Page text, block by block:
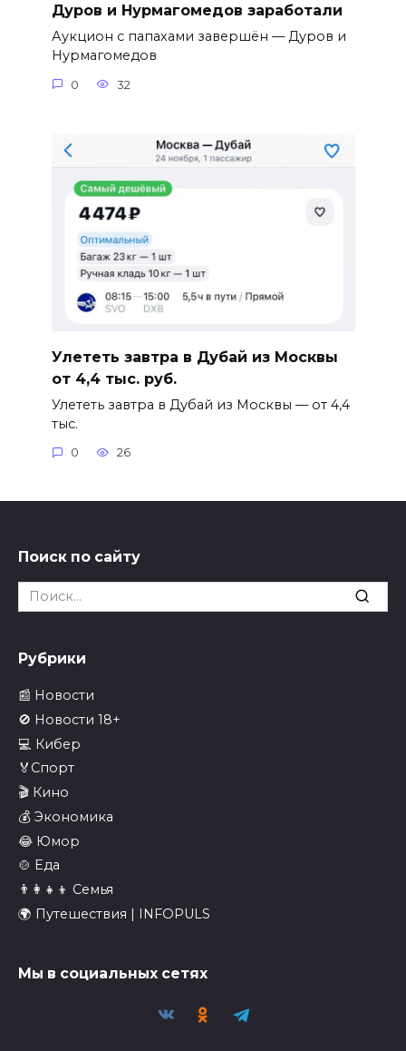
Дуров и Нурмагомедов заработали
Аукцион с папахами завершён — Дуров и
Нурмагомедов
0 32
Улететь завтра в Дубай из Москвы
от 4,4 тыс. руб.
Улететь завтра в Дубай из Москвы — от 4,4
тыс.
0 26
Поиск по сайту
Search
for:
Рубрики
📰 Новости
🚫 Новости 18+
💻 Кибер
🏅Спорт
🎬 Кино
💰 Экономика
😂 Юмор
🍲 Еда
👨‍👩‍👧‍👦 Семья
🌍 Путешествия | INFOPULS
Мы в социальных сетях